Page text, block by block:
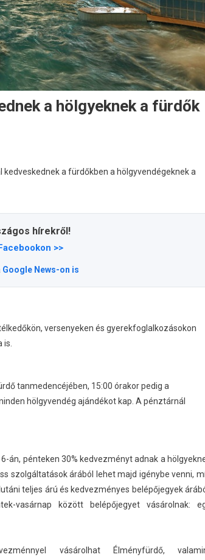
a hölgyeknek a fürdők
a fürdőkben a hölgyvendégeknek a
hírekről!
>>
Google News-on is
versenyeken és gyerekfoglalkozásokon
is.
tanmedencéjében, 15:00 órakor pedig a
hölgyvendég ajándékot kap. A pénztárnál
án, pénteken 30% kedvezményt adnak a
szolgáltatások árából lehet majd igénybe venni,
teljes árú és kedvezményes belépőjegyek
vasárnap között belépőjegyet vásárolnak:
vásárolhat Élményfürdő,